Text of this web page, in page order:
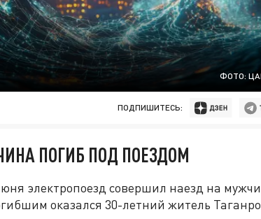
ФОТО:
ПОДПИШИТЕСЬ:
ПОГИБ ПОД ПОЕЗДОМ
электропоезд совершил наезд на
оказался 30-летний житель